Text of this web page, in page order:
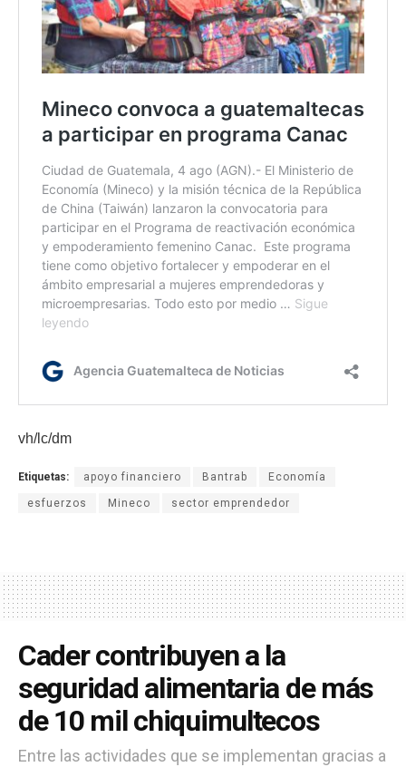
vh/lc/dm
Etiquetas: apoyo financiero Bantrab Economía
esfuerzos Mineco sector emprendedor
Cader contribuyen a la
seguridad alimentaria de más
de 10 mil chiquimultecos
Entre las actividades que se implementan gracias a